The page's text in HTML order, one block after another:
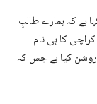
ہے کہ ہمارے طالبِ
کا ہی نام
روشن کیا ہے جس کہ